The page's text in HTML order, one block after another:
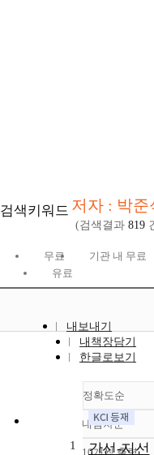
검색키워드 저자 : 박준
(검색결과 819
무료
기관 내 무료
유료
내보내기
내책장담기
한글로보기
정확도순
정확도
순
내림차순
10개씩 출력
1
간선-지선